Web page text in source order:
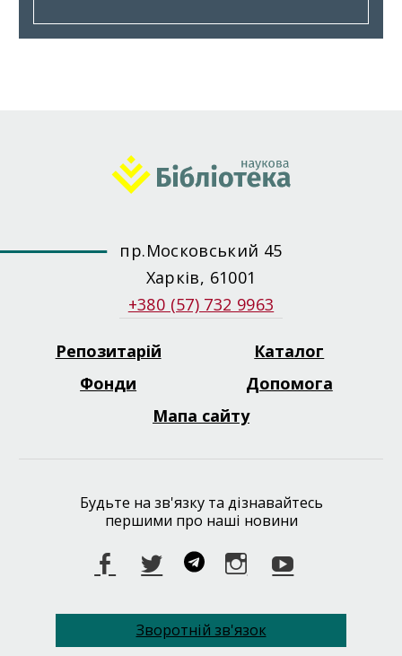
пр.Московський 45
Харків, 61001
+380 (57) 732 9963
FooterРепозитарій
Каталог
Фонди
Допомога
Мапа сайту
Будьте на зв'язку та дізнавайтесь
першими про наші новини
FacebookTwitter
TelegramInstagram
Зворотній зв'язок